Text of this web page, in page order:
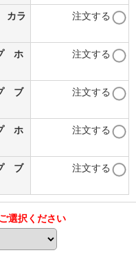
カラ
注文する
ホ
注文する
ブ
注文する
ホ
注文する
ブ
注文する
選択ください